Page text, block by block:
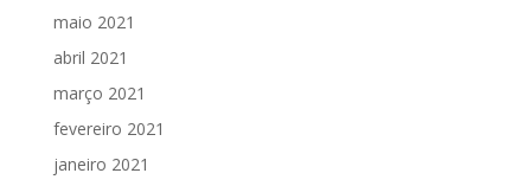
maio 2021
abril 2021
março 2021
fevereiro 2021
janeiro 2021